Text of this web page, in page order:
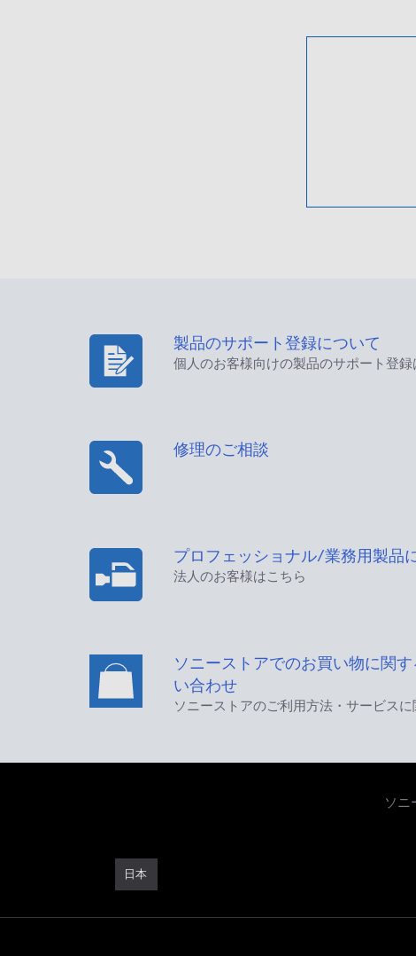
製品のサポート登録について
個人のお客様向けの製品のサポート登録
修理のご相談
プロフェッショナル/業務用製品
法人のお客様はこちら
ソニーストアでのお買い物に関
い合わせ
ソニーストアのご利用方法・サービス
ソニ
日本